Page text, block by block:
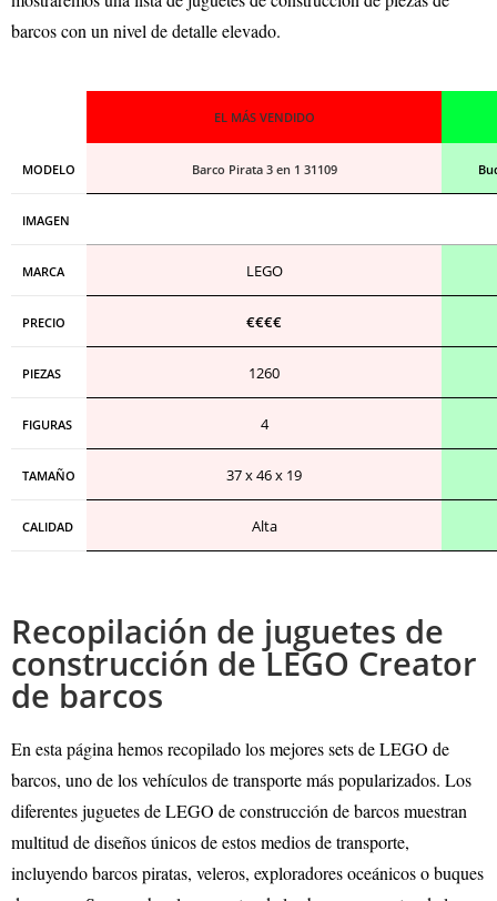
barcos con un nivel de detalle elevado.
EL MÁS VENDIDO
MODELO Barco Pirata 3 en 1 31109
IMAGEN
MARCA LEGO
PRECIO €€€€
PIEZAS 1260
FIGURAS 4
TAMAÑO 37 x 46 x 19
CALIDAD Alta
Recopilación de juguetes de
construcción de LEGO Creator
de barcos
En esta página hemos recopilado los mejores sets de LEGO de
barcos, uno de los vehículos de transporte más popularizados. Los
diferentes juguetes de LEGO de construcción de barcos muestran
multitud de diseños únicos de estos medios de transporte,
incluyendo barcos piratas, veleros, exploradores oceánicos o buques